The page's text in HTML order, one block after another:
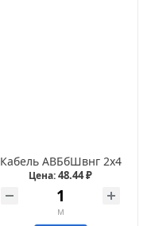
Кабель АВБбШвнг 2х4
Цена:48.44 ₽
м